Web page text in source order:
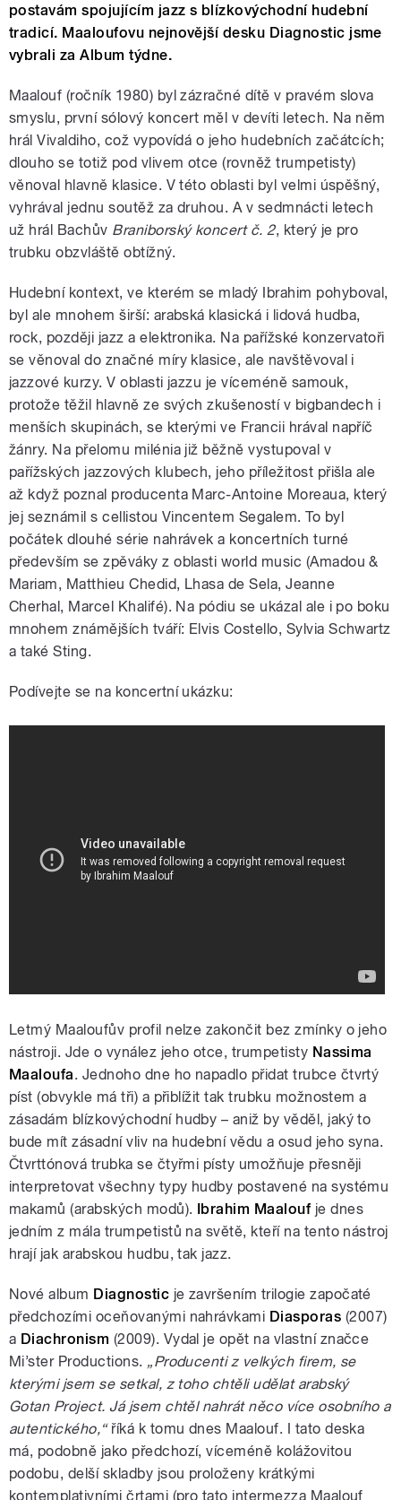
postavám spojujícím jazz s blízkovýchodní hudební
tradicí. Maaloufovu nejnovější desku Diagnostic jsme
vybrali za Album týdne.
Maalouf (ročník 1980) byl zázračné dítě v pravém slova
smyslu, první sólový koncert měl v devíti letech. Na něm
hrál Vivaldiho, což vypovídá o jeho hudebních začátcích;
dlouho se totiž pod vlivem otce (rovněž trumpetisty)
věnoval hlavně klasice. V této oblasti byl velmi úspěšný,
vyhrával jednu soutěž za druhou. A v sedmnácti letech
už hrál Bachův Braniborský koncert č. 2, který je pro
trubku obzvláště obtížný.
Hudební kontext, ve kterém se mladý Ibrahim pohyboval,
byl ale mnohem širší: arabská klasická i lidová hudba,
rock, později jazz a elektronika. Na pařížské konzervatoři
se věnoval do značné míry klasice, ale navštěvoval i
jazzové kurzy. V oblasti jazzu je víceméně samouk,
protože těžil hlavně ze svých zkušeností v bigbandech i
menších skupinách, se kterými ve Francii hrával napříč
žánry. Na přelomu milénia již běžně vystupoval v
pařížských jazzových klubech, jeho příležitost přišla ale
až když poznal producenta Marc-Antoine Moreaua, který
jej seznámil s cellistou Vincentem Segalem. To byl
počátek dlouhé série nahrávek a koncertních turné
především se zpěváky z oblasti world music (Amadou &
Mariam, Matthieu Chedid, Lhasa de Sela, Jeanne
Cherhal, Marcel Khalifé). Na pódiu se ukázal ale i po boku
mnohem známějších tváří: Elvis Costello, Sylvia Schwartz
a také Sting.
Podívejte se na koncertní ukázku:
Letmý Maaloufův profil nelze zakončit bez zmínky o jeho
nástroji. Jde o vynález jeho otce, trumpetisty Nassima
Maaloufa. Jednoho dne ho napadlo přidat trubce čtvrtý
píst (obvykle má tři) a přiblížit tak trubku možnostem a
zásadám blízkovýchodní hudby – aniž by věděl, jaký to
bude mít zásadní vliv na hudební vědu a osud jeho syna.
Čtvrttónová trubka se čtyřmi písty umožňuje přesněji
interpretovat všechny typy hudby postavené na systému
makamů (arabských modů). Ibrahim Maalouf je dnes
jedním z mála trumpetistů na světě, kteří na tento nástroj
hrají jak arabskou hudbu, tak jazz.
Nové album Diagnostic je završením trilogie započaté
předchozími oceňovanými nahrávkami Diasporas (2007)
a Diachronism (2009). Vydal je opět na vlastní značce
Mi’ster Productions. „Producenti z velkých firem, se
kterými jsem se setkal, z toho chtěli udělat arabský
Gotan Project. Já jsem chtěl nahrát něco více osobního a
autentického,“ říká k tomu dnes Maalouf. I tato deska
má, podobně jako předchozí, víceméně kolážovitou
podobu, delší skladby jsou proloženy krátkými
kontemplativními črtami (pro tato intermezza Maalouf